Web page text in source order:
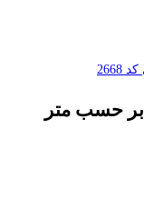
بر حسب متر